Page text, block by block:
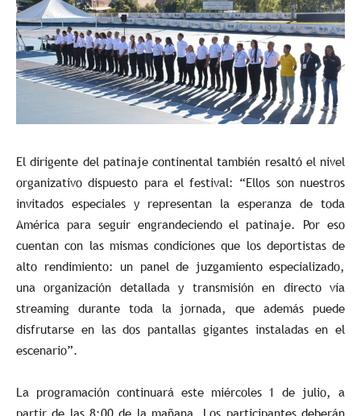
El dirigente del patinaje continental también resaltó el nivel
organizativo dispuesto para el festival: “Ellos son nuestros
invitados especiales y representan la esperanza de toda
América para seguir engrandeciendo el patinaje. Por eso
cuentan con las mismas condiciones que los deportistas de
alto rendimiento: un panel de juzgamiento especializado,
una organización detallada y transmisión en directo vía
streaming durante toda la jornada, que además puede
disfrutarse en las dos pantallas gigantes instaladas en el
escenario”.
La programación continuará este miércoles 1 de julio, a
partir de las 8:00 de la mañana. Los participantes deberán